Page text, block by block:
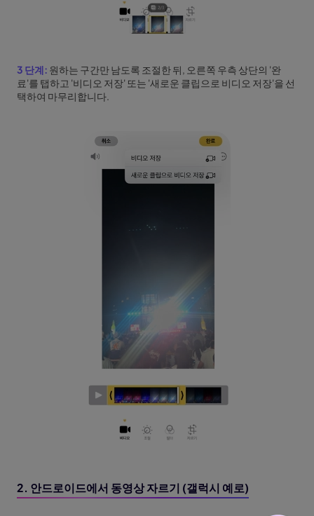
3 단계: 원하는 구간만 남도록 조절한 뒤, 오른쪽 우측 상단의 '완
료'를 탭하고 '비디오 저장' 또는 '새로운 클립으로 비디오 저장'을 선
택하여 마무리합니다.
2. 안드로이드에서 동영상 자르기 (갤럭시 예로)